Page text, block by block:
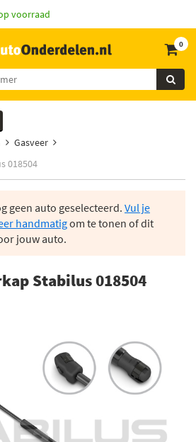
voorraad
0
Gasveer
018504
geen auto geselecteerd. Vul je
handmatigom te tonen of dit
jouw auto.
Stabilus 018504